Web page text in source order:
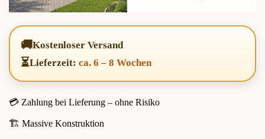
🚚Kostenloser Versand
⏳Lieferzeit: ca. 6 – 8 Wochen
💳 Zahlung bei Lieferung – ohne Risiko
🏗️ Massive Konstruktion